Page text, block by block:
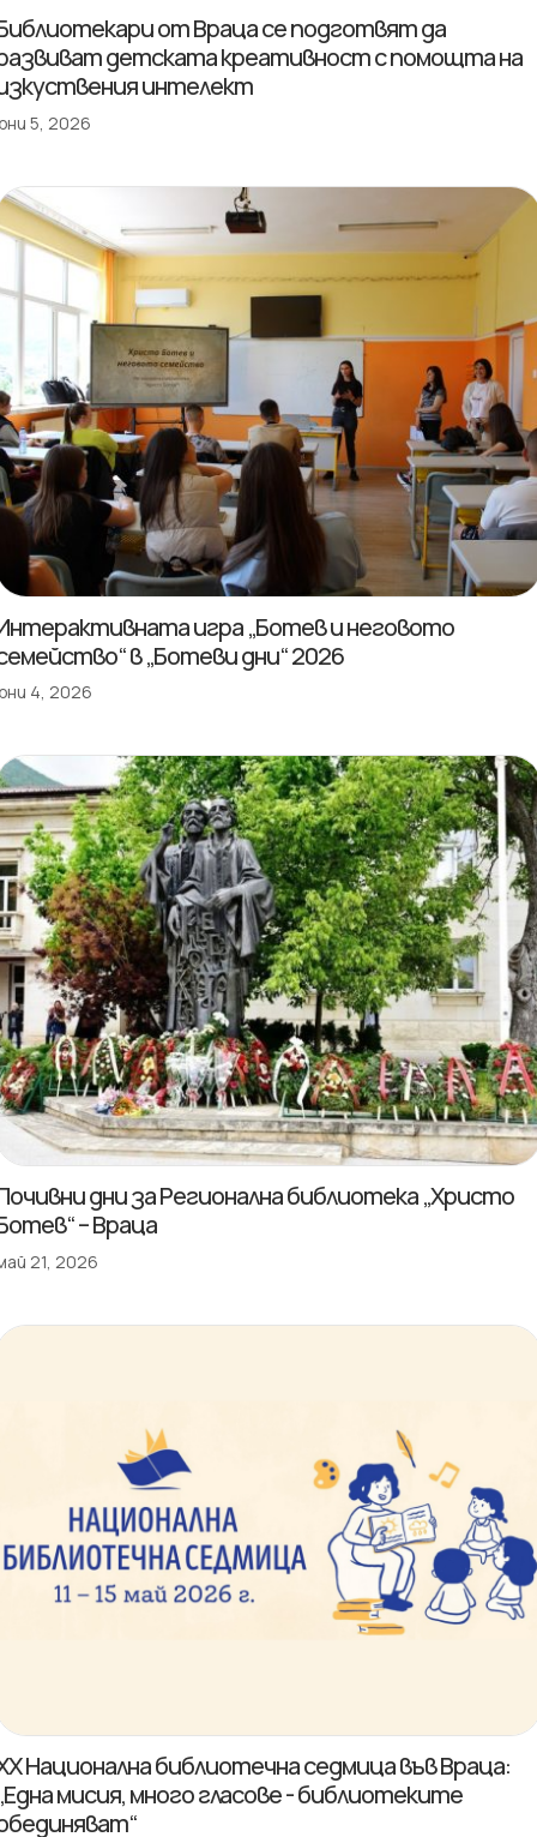
от Враца се подготвят да
детската креативност с помощта на
интелект
5, 2026
игра „Ботев и неговото
в „Ботеви дни“ 2026
4, 2026
дни за Регионална библиотека „Христо
– Враца
21, 2026
Национална библиотечна седмица във Враца:
мисия, много гласове - библиотеките